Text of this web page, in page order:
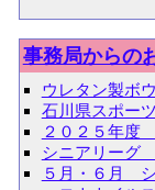
事務局からの
ウレタン製ボ
石川県スポー
２０２５年度
シニアリーグ
５月・６月